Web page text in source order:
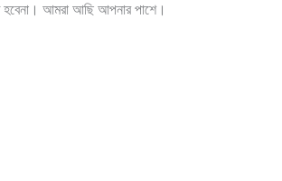
আমরা আছি আপনার পাশে।